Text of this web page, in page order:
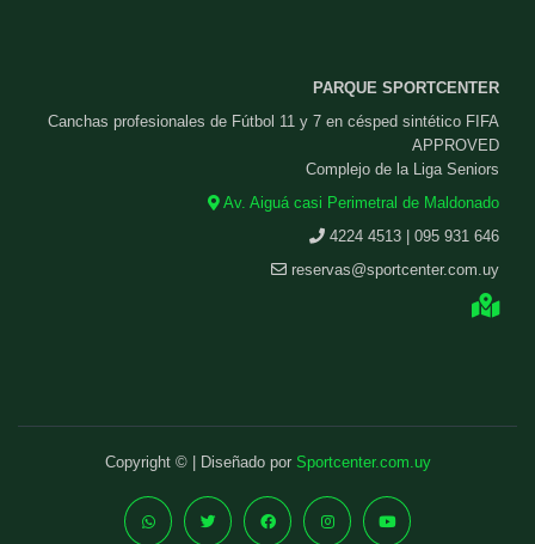
PARQUE SPORTCENTER
Canchas profesionales de Fútbol 11 y 7 en césped sintético FIFA
APPROVED
Complejo de la Liga Seniors
Av. Aiguá casi Perimetral de Maldonado
4224 4513 | 095 931 646
reservas@sportcenter.com.uy
Copyright © | Diseñado por Sportcenter.com.uy